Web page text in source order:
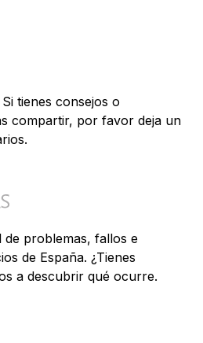
tienes consejos o
compartir, por favor deja un
de problemas, fallos e
de España. ¿Tienes
a descubrir qué ocurre.